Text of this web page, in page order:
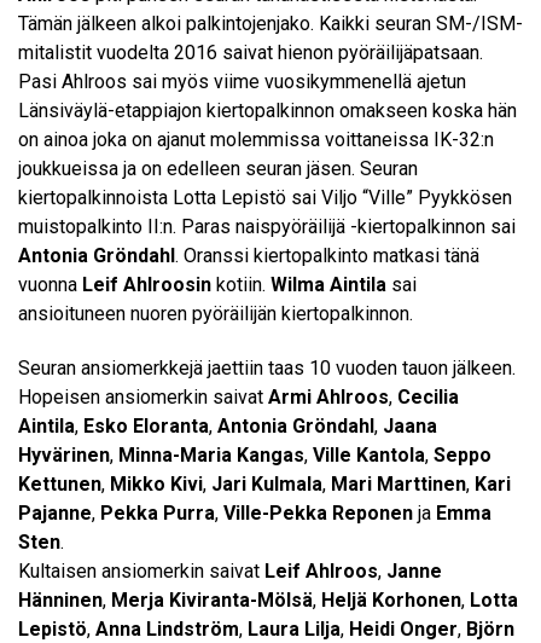
Tämän jälkeen alkoi palkintojenjako. Kaikki seuran SM-/ISM-
mitalistit vuodelta 2016 saivat hienon pyöräilijäpatsaan.
Pasi Ahlroos sai myös viime vuosikymmenellä ajetun
Länsiväylä-etappiajon kiertopalkinnon omakseen koska hän
on ainoa joka on ajanut molemmissa voittaneissa IK-32:n
joukkueissa ja on edelleen seuran jäsen. Seuran
kiertopalkinnoista Lotta Lepistö sai Viljo “Ville” Pyykkösen
muistopalkinto II:n. Paras naispyöräilijä -kiertopalkinnon sai
Antonia Gröndahl . Oranssi kiertopalkinto matkasi tänä
vuonna Leif Ahlroosin kotiin. Wilma Aintila sai
ansioituneen nuoren pyöräilijän kiertopalkinnon.
Seuran ansiomerkkejä jaettiin taas 10 vuoden tauon jälkeen.
Hopeisen ansiomerkin saivat Armi Ahlroos, Cecilia
Aintila, Esko Eloranta, Antonia Gröndahl, Jaana
Hyvärinen, Minna-Maria Kangas, Ville Kantola, Seppo
Kettunen, Mikko Kivi, Jari Kulmala, Mari Marttinen, Kari
Pajanne, Pekka Purra, Ville-Pekka Reponen ja Emma
Sten.
Kultaisen ansiomerkin saivat Leif Ahlroos, Janne
Hänninen, Merja Kiviranta-Mölsä, Heljä Korhonen, Lotta
Lepistö, Anna Lindström, Laura Lilja, Heidi Onger, Björn